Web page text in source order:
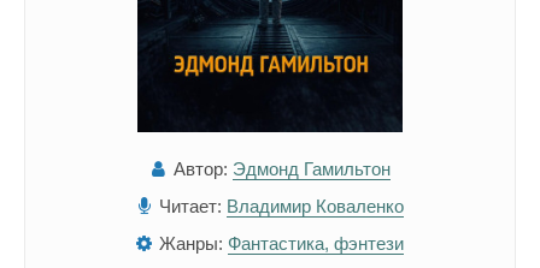
Автор: Эдмонд Гамильтон
Читает: Владимир Коваленко
Жанры: Фантастика, фэнтези